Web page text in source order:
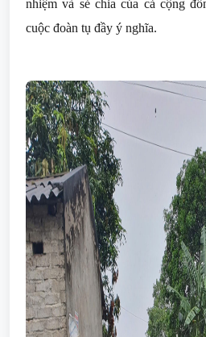
nhiệm và sẻ chia của cả cộng
cuộc đoàn tụ đầy ý nghĩa.